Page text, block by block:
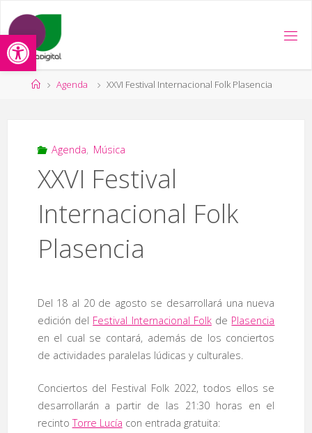
Abrir barra de herramientas
contenido
PáginaAgenda XXVI Festival Internacional Folk Plasencia
Agenda, Música
XXVI Festival
Internacional Folk
Plasencia
Del 18 al 20 de agosto se desarrollará una nueva
edición del Festival Internacional Folkde Plasencia
en el cual se contará, además de los conciertos
de actividades paralelas lúdicas y culturales.
Conciertos del Festival Folk 2022, todos ellos se
desarrollarán a partir de las 21:30 horas en el
recintoTorre Lucía con entrada gratuita: